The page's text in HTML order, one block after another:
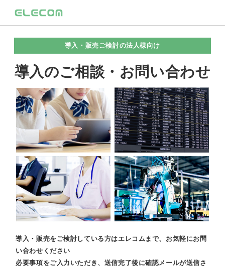
導入・販売ご検討の法人様向け
導入のご相談・お問い合わせ
導入・販売をご検討している方はエレコムまで、お気軽にお問
い合わせください
必要事項をご入力いただき、送信完了後に確認メールが送信さ